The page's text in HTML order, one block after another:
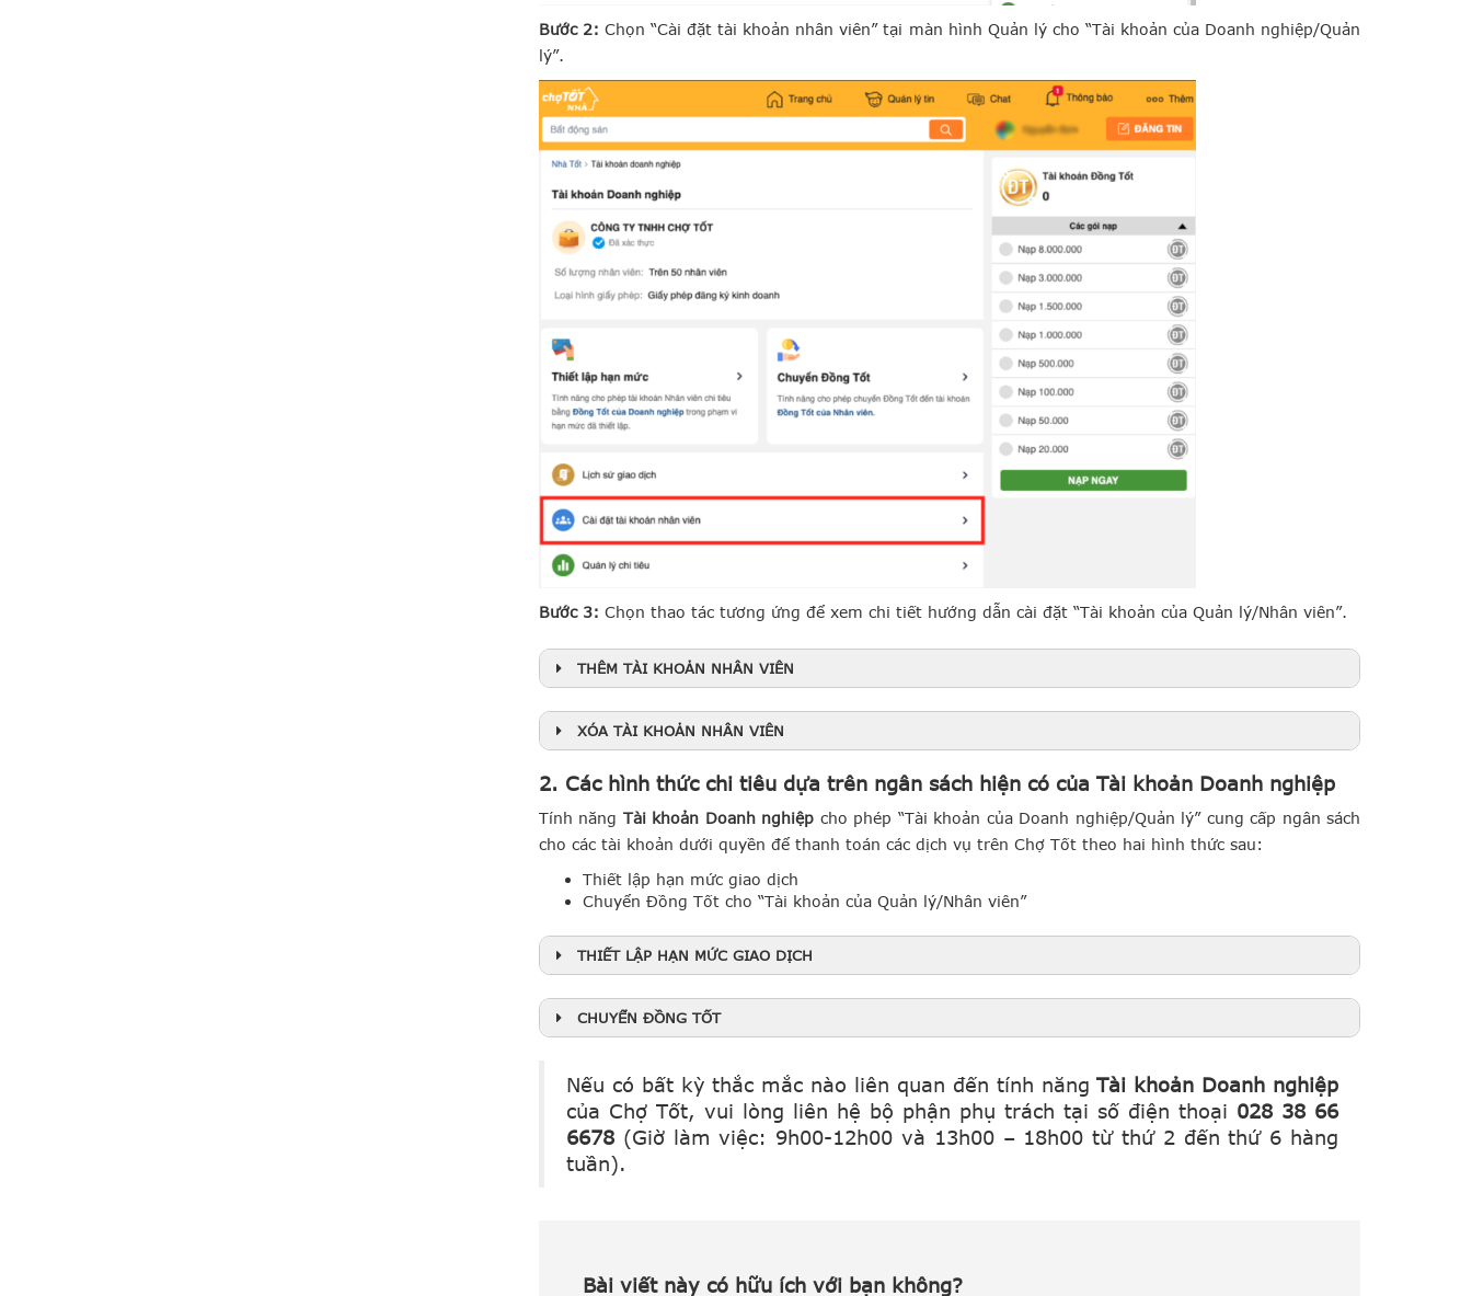
Bước 2:Chọn “Cài đặt tài khoản nhân viên” tại màn hình Quản lý cho “Tài khoản của Doanh nghiệp/Quản
lý”.
Bước 3: Chọn thao tác tương ứng để xem chi tiết hướng dẫn cài đặt “Tài khoản của Quản lý/Nhân viên”.
THÊM TÀI KHOẢN NHÂN VIÊN
Bước 3.1
Bước 3.2
XÓA TÀI KHOẢN NHÂN VIÊN
2. Các hình thức chi tiêu dựa trên ngân sách hiện có của Tài khoản Doanh nghiệp
Tính năng Tài khoản Doanh nghiệp cho phép “Tài khoản của Doanh nghiệp/Quản lý” cung cấp ngân sách
cho các tài khoản dưới quyền để thanh toán các dịch vụ trên Chợ Tốt theo hai hình thức sau:
Thiết lập hạn mức giao dịch
Chuyển Đồng Tốt cho “Tài khoản của Quản lý/Nhân viên”
THIẾT LẬP HẠN MỨC GIAO DỊCH
CHUYỂN ĐỒNG TỐT
Nếu có bất kỳ thắc mắc nào liên quan đến tính năngTài khoản Doanh nghiệp
của Chợ Tốt, vui lòng liên hệ bộ phận phụ trách tại số điện thoại 028 38 66
6678 (Giờ làm việc: 9h00-12h00 và 13h00 – 18h00 từ thứ 2 đến thứ 6 hàng
tuần).
Bài viết này có hữu ích với bạn không?